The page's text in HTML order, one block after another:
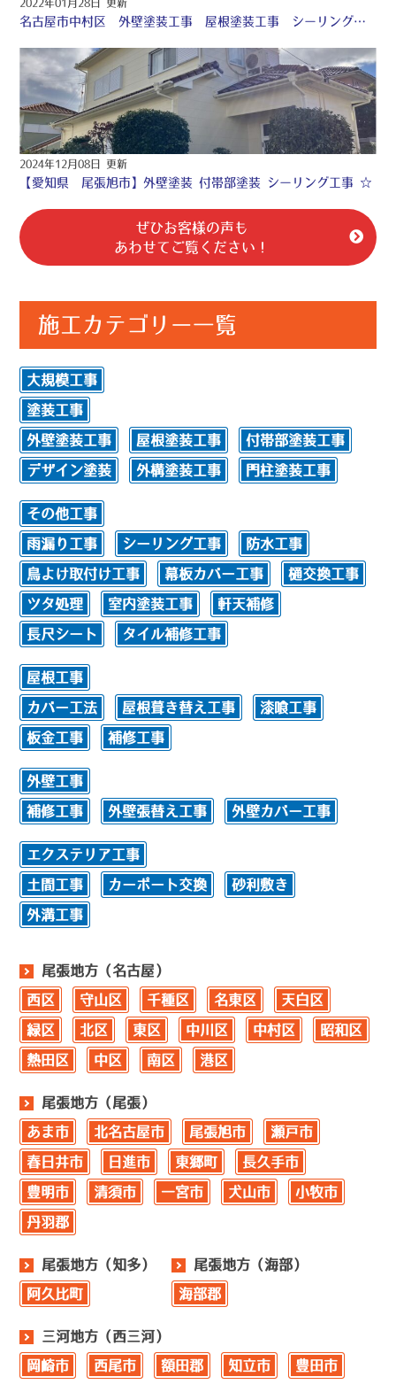
2022年01月28日 更新
名古屋市中村区 外壁塗装工事 屋根塗装工事 シーリング工事 ♤
2024年12月08日 更新
【愛知県 尾張旭市】外壁塗装 付帯部塗装 シーリング工事 ☆
ぜひお客様の声も
あわせてご覧ください！
施工カテゴリー一覧
大規模工事
塗装工事
外壁塗装工事 屋根塗装工事 付帯部塗装工事
デザイン塗装 外構塗装工事 門柱塗装工事
その他工事
雨漏り工事 シーリング工事 防水工事
鳥よけ取付け工事 幕板カバー工事 樋交換工事
ツタ処理 室内塗装工事 軒天補修
長尺シート タイル補修工事
屋根工事
カバー工法 屋根葺き替え工事 漆喰工事
板金工事 補修工事
外壁工事
補修工事 外壁張替え工事 外壁カバー工事
エクステリア工事
土間工事 カーポート交換 砂利敷き
外溝工事
尾張地方（名古屋）
西区 守山区 千種区 名東区 天白区
緑区 北区 東区 中川区 中村区 昭和区
熱田区 中区 南区 港区
尾張地方（尾張）
あま市 北名古屋市 尾張旭市 瀬戸市
春日井市 日進市 東郷町 長久手市
豊明市 清須市 一宮市 犬山市 小牧市
丹羽郡
尾張地方（知多）
阿久比町
尾張地方（海部）
海部郡
三河地方（西三河）
岡崎市 西尾市 額田郡 知立市 豊田市